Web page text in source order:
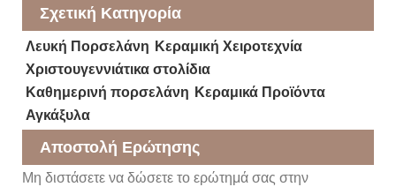
Σχετική Κατηγορία
Λευκή Πορσελάνη Κεραμική Χειροτεχνία
Χριστουγεννιάτικα στολίδια
Καθημερινή πορσελάνη Κεραμικά Προϊόντα
Αγκάξυλα
Αποστολή Ερώτησης
Μη διστάσετε να δώσετε το ερώτημά σας στην